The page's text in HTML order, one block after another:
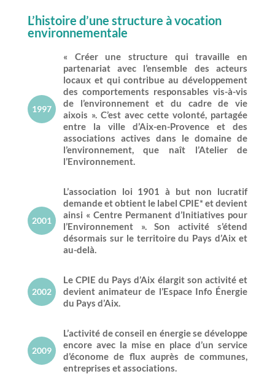
L’histoire d’une structure à vocation
environnementale
1997
« Créer une structure qui travaille en
partenariat avec l’ensemble des acteurs
locaux et qui contribue au développement
des comportements responsables vis-à-vis
de l’environnement et du cadre de vie
aixois ». C’est avec cette volonté, partagée
entre la ville d’Aix-en-Provence et des
associations actives dans le domaine de
l’environnement, que naît l’Atelier de
l’Environnement.
2001
L’association loi 1901 à but non lucratif
demande et obtient le label CPIE* et devient
ainsi « Centre Permanent d’Initiatives pour
l’Environnement ». Son activité s’étend
désormais sur le territoire du Pays d’Aix et
au-delà.
2002
Le CPIE du Pays d’Aix élargit son activité et
devient animateur de l’Espace Info Énergie
du Pays d’Aix.
2009
L’activité de conseil en énergie se développe
encore avec la mise en place d’un service
d’économe de flux auprès de communes,
entreprises et associations.